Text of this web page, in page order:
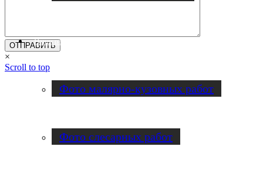
Наши работы
Фото малярно-кузовных работ
Фото слесарных работ
×
Scroll to top